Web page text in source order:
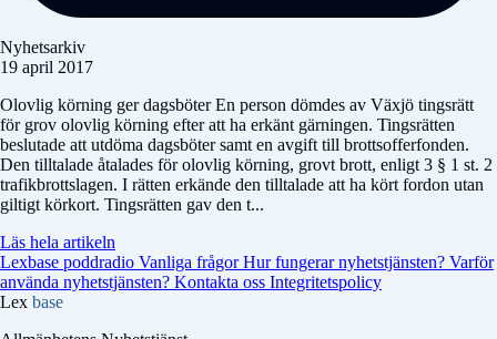
Nyhetsarkiv
19 april 2017
Olovlig körning ger dagsböter En person dömdes av Växjö tingsrätt
för grov olovlig körning efter att ha erkänt gärningen. Tingsrätten
beslutade att utdöma dagsböter samt en avgift till brottsofferfonden.
Den tilltalade åtalades för olovlig körning, grovt brott, enligt 3 § 1 st. 2
trafikbrottslagen. I rätten erkände den tilltalade att ha kört fordon utan
giltigt körkort. Tingsrätten gav den t...
Läs hela artikeln
Lexbase poddradio Vanliga frågorHur fungerar nyhetstjänsten? Varför
använda nyhetstjänsten? Kontakta oss Integritetspolicy
Lex base